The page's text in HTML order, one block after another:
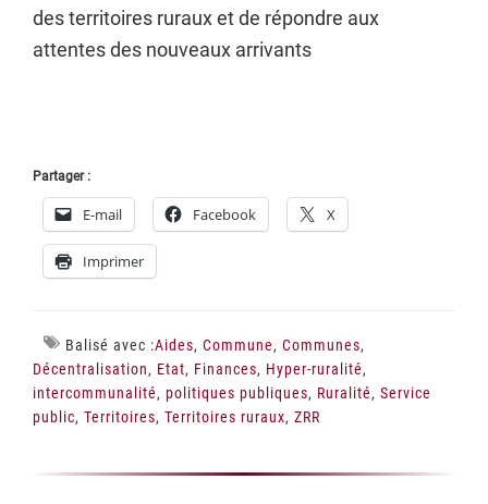
des territoires ruraux et de répondre aux
attentes des nouveaux arrivants
Partager :
E-mail Facebook X
Imprimer
Balisé avec :Aides, Commune, Communes,
Décentralisation, Etat, Finances, Hyper-ruralité,
intercommunalité, politiques publiques, Ruralité, Service
public, Territoires, Territoires ruraux, ZRR